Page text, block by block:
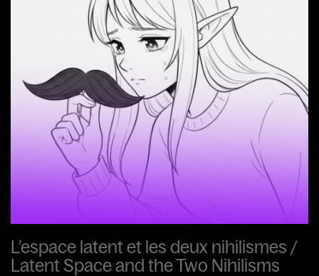
L’espace latent et les deux nihilismes /
Latent Space and the Two Nihilisms